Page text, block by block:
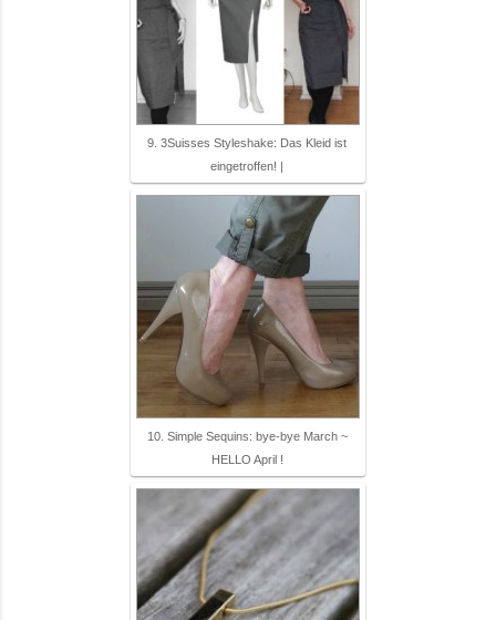
9. 3Suisses Styleshake: Das Kleid ist
eingetroffen! |
10. Simple Sequins: bye-bye March ~
HELLO April !